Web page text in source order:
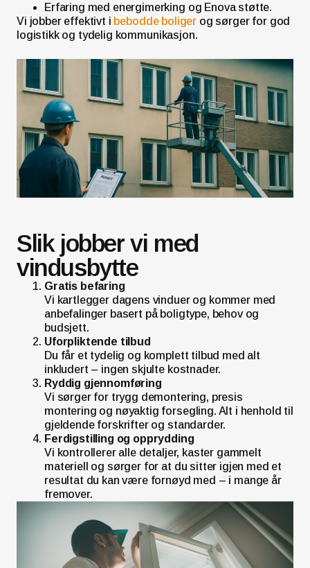
Erfaring med energimerking og Enova støtte.
Vi jobber effektivt i bebodde boliger og sørger for god
logistikk og tydelig kommunikasjon.
Slik jobber vi med
vindusbytte
Gratis befaring
Vi kartlegger dagens vinduer og kommer med
anbefalinger basert på boligtype, behov og
budsjett.
Uforpliktende tilbud
Du får et tydelig og komplett tilbud med alt
inkludert – ingen skjulte kostnader.
Ryddig gjennomføring
Vi sørger for trygg demontering, presis
montering og nøyaktig forsegling. Alt i henhold til
gjeldende forskrifter og standarder.
Ferdigstilling og opprydding
Vi kontrollerer alle detaljer, kaster gammelt
materiell og sørger for at du sitter igjen med et
resultat du kan være fornøyd med – i mange år
fremover.